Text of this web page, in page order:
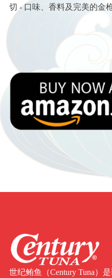
切 - 口味、香料及完美的金
世纪鲔鱼（Century Tuna）